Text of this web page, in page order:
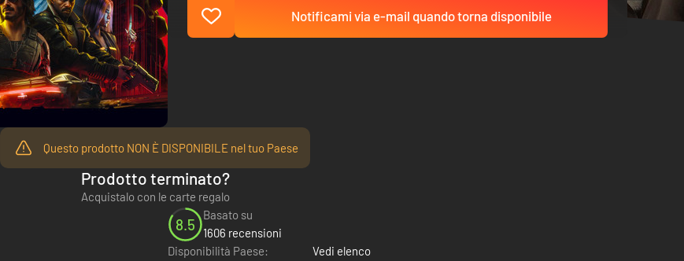
Notificami via e-mail quando torna disponibile
Questo prodotto NON È DISPONIBILE nel tuo Paese
Prodotto terminato?
Acquistalo con le carte regalo
8.5
Basato su
1606 recensioni
Disponibilità Paese:
Vedi elenco